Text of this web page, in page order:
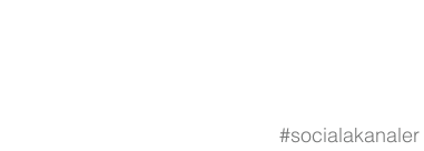
#socialakanaler